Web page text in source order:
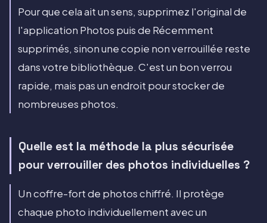
Pour que cela ait un sens, supprimez l'original de
l'application Photos puis de Récemment
supprimés, sinon une copie non verrouillée reste
dans votre bibliothèque. C'est un bon verrou
rapide, mais pas un endroit pour stocker de
nombreuses photos.
Quelle est la méthode la plus sécurisée
pour verrouiller des photos individuelles ?
Un coffre-fort de photos chiffré. Il protège
chaque photo individuellement avec un